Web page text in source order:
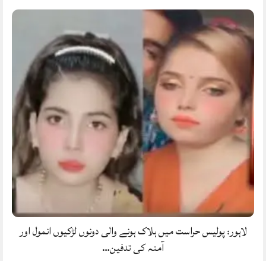
لاہور: پولیس حراست میں ہلاک ہونے والی دونوں لڑکیوں انمول اور
آمنہ کی تدفین…